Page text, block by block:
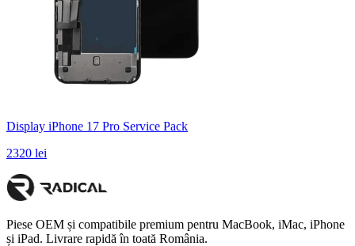
Display iPhone 17 Pro Service Pack
2320 lei
Piese OEM și compatibile premium pentru MacBook, iMac, iPhone
și iPad. Livrare rapidă în toată România.